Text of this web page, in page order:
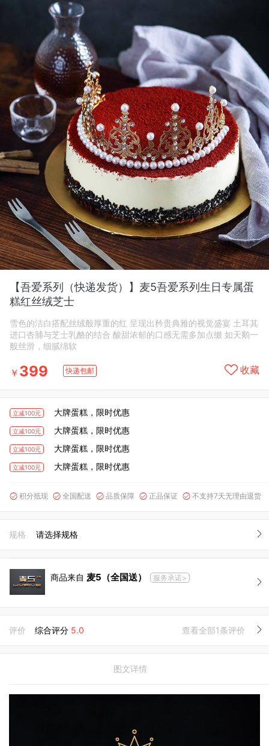
【吾爱系列（快递发货）】麦5吾爱系列生日专属蛋
糕红丝绒芝士
雪色的洁白搭配丝绒般厚重的红 呈现出矜贵典雅的视觉盛宴 土耳其
进口杏脯与芝士乳酪的结合 酸甜浓郁的口感无需多加点缀 如天鹅一
般丝滑，细腻绵软
￥ 399 快递包邮 收藏
立减100元 大牌蛋糕，限时优惠
立减100元 大牌蛋糕，限时优惠
立减100元 大牌蛋糕，限时优惠
立减100元 大牌蛋糕，限时优惠
 积分抵现  全国配送  品质保障  正品保证  不支持7天无理由退货
规格 请选择规格
商品来自 麦5（全国送） 服务承诺>
评价 综合评分 5.0 查看全部1条评价
图文详情